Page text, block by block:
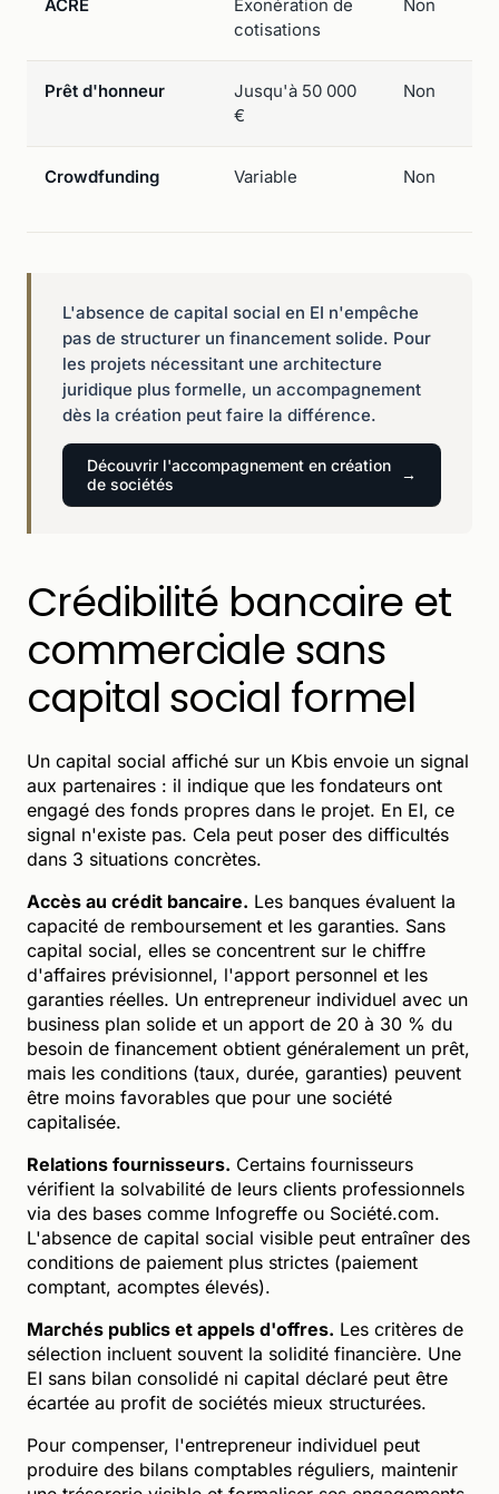
ACRE
Exonération de
cotisations
Non
Prêt d'honneur
Jusqu'à 50 000
€
Non
Crowdfunding Variable Non
L'absence de capital social en EI n'empêche
pas de structurer un financement solide. Pour
les projets nécessitant une architecture
juridique plus formelle, un accompagnement
dès la création peut faire la différence.
Découvrir l'accompagnement en création
de sociétés
Crédibilité bancaire et
commerciale sans
capital social formel
Un capital social affiché sur un Kbis envoie un signal
aux partenaires : il indique que les fondateurs ont
engagé des fonds propres dans le projet. En EI, ce
signal n'existe pas. Cela peut poser des difficultés
dans 3 situations concrètes.
Accès au crédit bancaire. Les banques évaluent la
capacité de remboursement et les garanties. Sans
capital social, elles se concentrent sur le chiffre
d'affaires prévisionnel, l'apport personnel et les
garanties réelles. Un entrepreneur individuel avec un
business plan solide et un apport de 20 à 30 % du
besoin de financement obtient généralement un prêt,
mais les conditions (taux, durée, garanties) peuvent
être moins favorables que pour une société
capitalisée.
Relations fournisseurs. Certains fournisseurs
vérifient la solvabilité de leurs clients professionnels
via des bases comme Infogreffe ou Société.com.
L'absence de capital social visible peut entraîner des
conditions de paiement plus strictes (paiement
comptant, acomptes élevés).
Marchés publics et appels d'offres. Les critères de
sélection incluent souvent la solidité financière. Une
EI sans bilan consolidé ni capital déclaré peut être
écartée au profit de sociétés mieux structurées.
Pour compenser, l'entrepreneur individuel peut
produire des bilans comptables réguliers, maintenir